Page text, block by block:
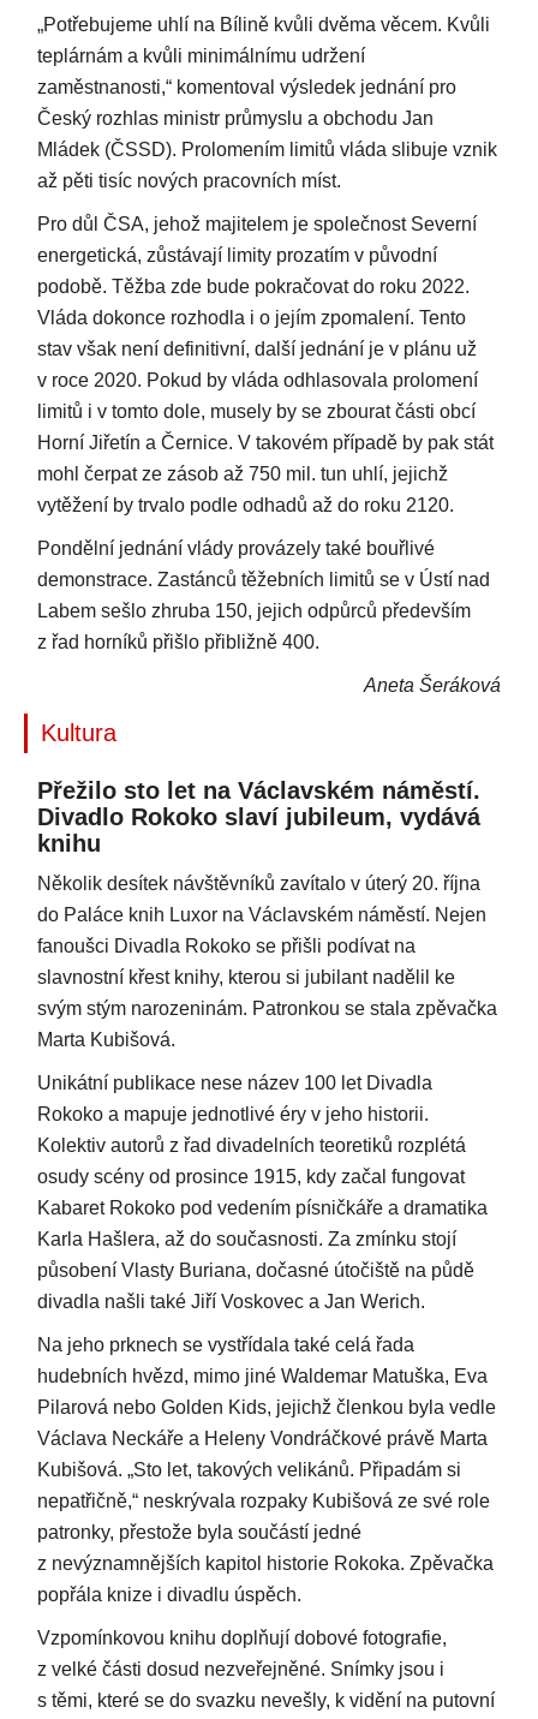
„Potřebujeme uhlí na Bílině kvůli dvěma věcem. Kvůli
teplárnám a kvůli minimálnímu udržení
zaměstnanosti,“ komentoval výsledek jednání pro
Český rozhlas ministr průmyslu a obchodu Jan
Mládek (ČSSD). Prolomením limitů vláda slibuje vznik
až pěti tisíc nových pracovních míst.
Pro důl ČSA, jehož majitelem je společnost Severní
energetická, zůstávají limity prozatím v původní
podobě. Těžba zde bude pokračovat do roku 2022.
Vláda dokonce rozhodla i o jejím zpomalení. Tento
stav však není definitivní, další jednání je v plánu už
v roce 2020. Pokud by vláda odhlasovala prolomení
limitů i v tomto dole, musely by se zbourat části obcí
Horní Jiřetín a Černice. V takovém případě by pak stát
mohl čerpat ze zásob až 750 mil. tun uhlí, jejichž
vytěžení by trvalo podle odhadů až do roku 2120.
Pondělní jednání vlády provázely také bouřlivé
demonstrace. Zastánců těžebních limitů se v Ústí nad
Labem sešlo zhruba 150, jejich odpůrců především
z řad horníků přišlo přibližně 400.
Aneta Šeráková
Kultura
Přežilo sto let na Václavském náměstí.
Divadlo Rokoko slaví jubileum, vydává
knihu
Několik desítek návštěvníků zavítalo v úterý 20. října
do Paláce knih Luxor na Václavském náměstí. Nejen
fanoušci Divadla Rokoko se přišli podívat na
slavnostní křest knihy, kterou si jubilant nadělil ke
svým stým narozeninám. Patronkou se stala zpěvačka
Marta Kubišová.
Unikátní publikace nese název 100 let Divadla
Rokoko a mapuje jednotlivé éry v jeho historii.
Kolektiv autorů z řad divadelních teoretiků rozplétá
osudy scény od prosince 1915, kdy začal fungovat
Kabaret Rokoko pod vedením písničkáře a dramatika
Karla Hašlera, až do současnosti. Za zmínku stojí
působení Vlasty Buriana, dočasné útočiště na půdě
divadla našli také Jiří Voskovec a Jan Werich.
Na jeho prknech se vystřídala také celá řada
hudebních hvězd, mimo jiné Waldemar Matuška, Eva
Pilarová nebo Golden Kids, jejichž členkou byla vedle
Václava Neckáře a Heleny Vondráčkové právě Marta
Kubišová. „Sto let, takových velikánů. Připadám si
nepatřičně,“ neskrývala rozpaky Kubišová ze své role
patronky, přestože byla součástí jedné
z nevýznamnějších kapitol historie Rokoka. Zpěvačka
popřála knize i divadlu úspěch.
Vzpomínkovou knihu doplňují dobové fotografie,
z velké části dosud nezveřejněné. Snímky jsou i
s těmi, které se do svazku nevešly, k vidění na putovní